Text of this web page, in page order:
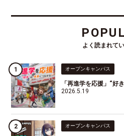
よく読まれて
オープンキャンパス
「再進学を応援」“好
2026.5.19
オープンキャンパス